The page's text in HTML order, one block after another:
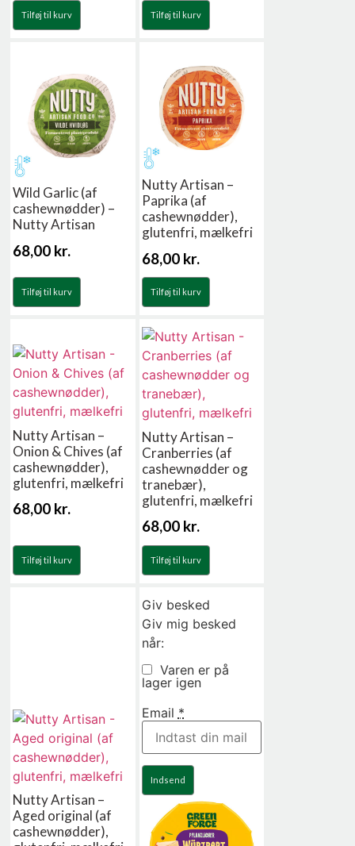
Tilføj til kurv Tilføj til kurv
Wild Garlic (af
cashewnødder) –
Nutty Artisan
68,00 kr.
Tilføj til kurv
Nutty Artisan –
Paprika (af
cashewnødder),
glutenfri, mælkefri
68,00 kr.
Tilføj til kurv
Nutty Artisan –
Onion & Chives (af
cashewnødder),
glutenfri, mælkefri
68,00 kr.
Tilføj til kurv
Nutty Artisan –
Cranberries (af
cashewnødder og
tranebær),
glutenfri, mælkefri
68,00 kr.
Tilføj til kurv
Nutty Artisan –
Aged original (af
cashewnødder),
Giv besked
Giv mig besked
når:
Varen er på
lager igen
Email *
Indsend